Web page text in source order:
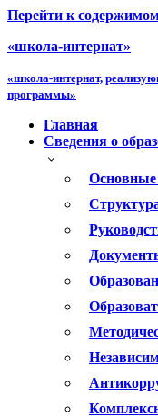
Перейти к
«школа-интернат»
«школа-интернат,
программы»
Главная
Сведения о
Основные